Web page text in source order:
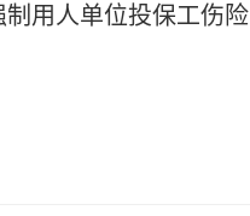
用人单位投保工伤险